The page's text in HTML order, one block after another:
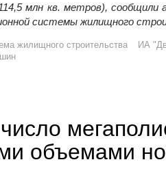
млн кв. метров), сообщили
системы жилищного
жилищного строительства
ИА
объемами